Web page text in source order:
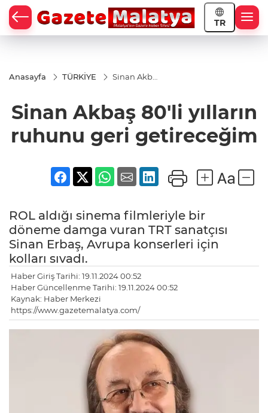
TR
Anasayfa TÜRKİYE
Sinan Akbaş
getireceğim
Sinan Akbaş 80'li yılların
ruhunu geri getireceğim
ROL aldığı sinema filmleriyle bir
döneme damga vuran TRT sanatçısı
Sinan Erbaş, Avrupa konserleri için
kolları sıvadı.
Haber Giriş Tarihi: 19.11.2024 00:52
Haber Güncellenme Tarihi: 19.11.2024 00:52
Kaynak: Haber Merkezi
https://www.gazetemalatya.com/